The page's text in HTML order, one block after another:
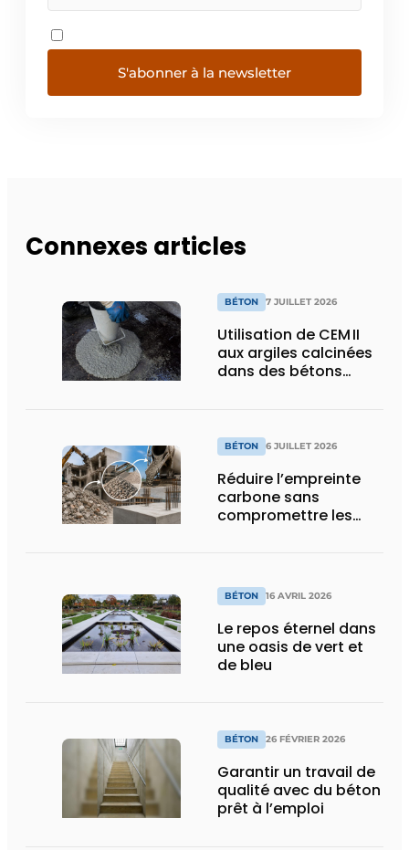
S'abonner à la newsletter
Connexes articles
BÉTON 7 JUILLET 2026
Utilisation de CEM II
aux argiles calcinées
dans des bétons
BÉTON 6 JUILLET 2026
Réduire l’empreinte
carbone sans
compromettre les
BÉTON 16 AVRIL 2026
Le repos éternel dans
une oasis de vert et
de bleu
BÉTON 26 FÉVRIER 2026
Garantir un travail de
qualité avec du béton
prêt à l’emploi